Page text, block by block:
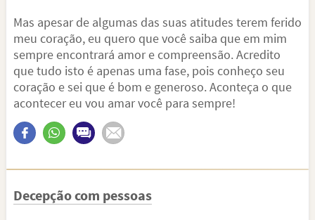
Mas apesar de algumas das suas atitudes terem ferido
meu coração, eu quero que você saiba que em mim
sempre encontrará amor e compreensão. Acredito
que tudo isto é apenas uma fase, pois conheço seu
coração e sei que é bom e generoso. Aconteça o que
acontecer eu vou amar você para sempre!
Decepção com pessoas